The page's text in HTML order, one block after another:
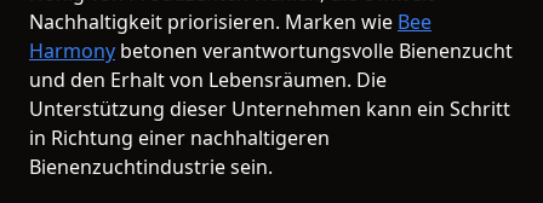
Nachhaltigkeit priorisieren. Marken wie Bee
Harmony betonen verantwortungsvolle Bienenzucht
und den Erhalt von Lebensräumen. Die
Unterstützung dieser Unternehmen kann ein Schritt
in Richtung einer nachhaltigeren
Bienenzuchtindustrie sein.